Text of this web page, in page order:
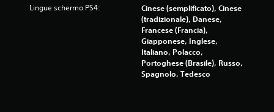
Lingue schermo PS4:
Cinese (semplificato), Cinese
(tradizionale), Danese,
Francese (Francia),
Giapponese, Inglese,
Italiano, Polacco,
Portoghese (Brasile), Russo,
Spagnolo, Tedesco